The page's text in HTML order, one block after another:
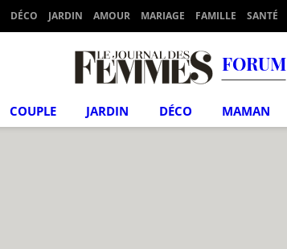
DÉCO JARDIN AMOUR MARIAGE FAMILLE SANTÉ
FORUM
COUPLE JARDIN DÉCO MAMAN